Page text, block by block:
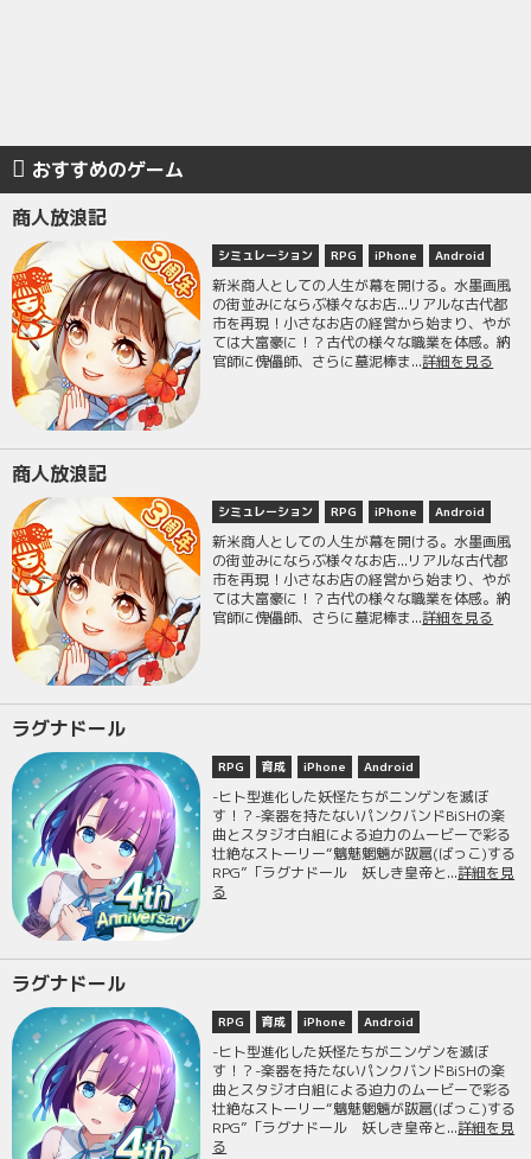
おすすめのゲーム
商人放浪記
シミュレーション RPG iPhone Android
新米商人としての人生が幕を開ける。水墨画風
の街並みにならぶ様々なお店...リアルな古代都
市を再現！小さなお店の経営から始まり、やが
ては大富豪に！？古代の様々な職業を体感。納
官師に傀儡師、さらに墓泥棒ま...詳細を見る
商人放浪記
シミュレーション RPG iPhone Android
新米商人としての人生が幕を開ける。水墨画風
の街並みにならぶ様々なお店...リアルな古代都
市を再現！小さなお店の経営から始まり、やが
ては大富豪に！？古代の様々な職業を体感。納
官師に傀儡師、さらに墓泥棒ま...詳細を見る
ラグナドール
RPG 育成 iPhone Android
-ヒト型進化した妖怪たちがニンゲンを滅ぼ
す！？-楽器を持たないパンクバンドBiSHの楽
曲とスタジオ白組による迫力のムービーで彩る
壮絶なストーリー“魑魅魍魎が跋扈(ばっこ)する
RPG”「ラグナドール 妖しき皇帝と...詳細を見
る
ラグナドール
RPG 育成 iPhone Android
-ヒト型進化した妖怪たちがニンゲンを滅ぼ
す！？-楽器を持たないパンクバンドBiSHの楽
曲とスタジオ白組による迫力のムービーで彩る
壮絶なストーリー“魑魅魍魎が跋扈(ばっこ)する
RPG”「ラグナドール 妖しき皇帝と...詳細を見
る